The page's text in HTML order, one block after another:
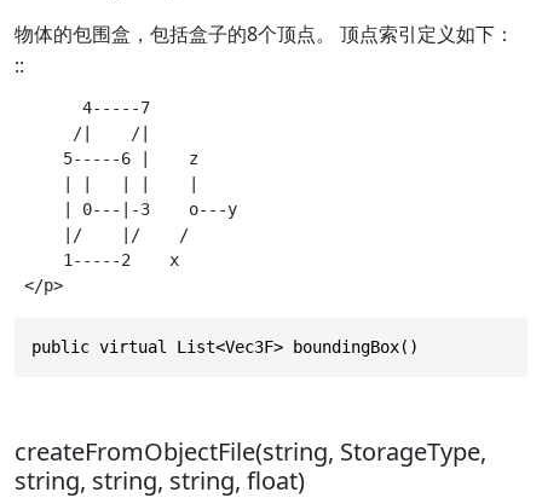
物体的包围盒，包括盒子的8个顶点。 顶点索引定义如下：
::
       4-----7
      /|    /|
     5-----6 |    z
     | |   | |    |
     | 0---|-3    o---y
     |/    |/    /
     1-----2    x
public virtual List<Vec3F> boundingBox()
createFromObjectFile(string, StorageType,
string, string, string, float)